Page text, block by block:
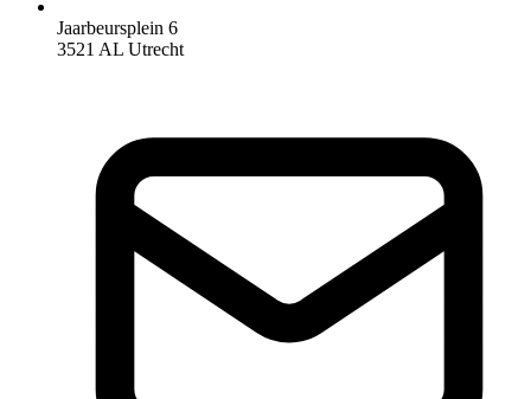
Jaarbeursplein 6
3521 AL Utrecht